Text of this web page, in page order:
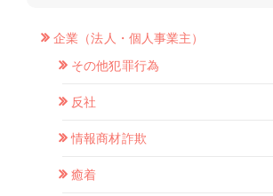
企業（法人・個人事業主）
その他犯罪行為
反社
情報商材詐欺
癒着